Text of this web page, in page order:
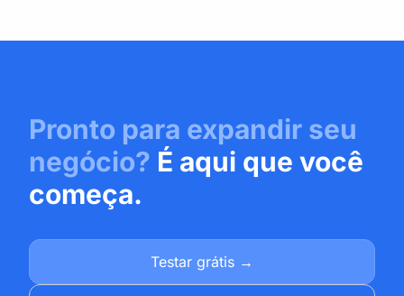
Pronto para expandir seu
negócio? É aqui que você
começa.
Testar grátis →